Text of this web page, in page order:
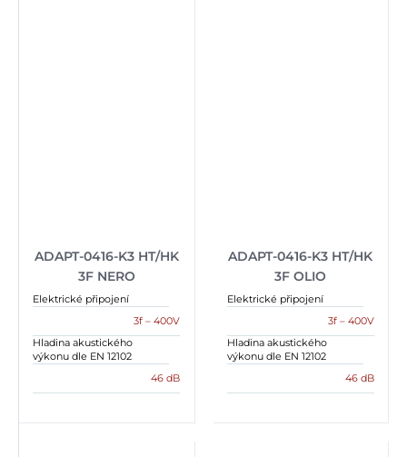
ADAPT-0416-K3 HT/HK
3F NERO
Elektrické připojení
3f – 400V
Hladina akustického
výkonu dle EN 12102
46 dB
ADAPT-0416-K3 HT/HK
3F OLIO
Elektrické připojení
3f – 400V
Hladina akustického
výkonu dle EN 12102
46 dB